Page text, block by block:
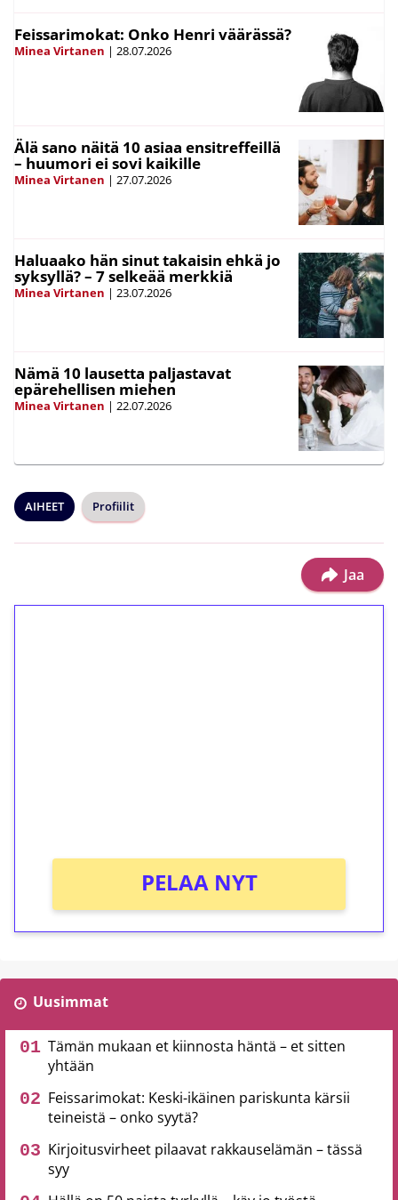
Feissarimokat: Onko Henri väärässä?
Minea Virtanen | 28.07.2026
Älä sano näitä 10 asiaa ensitreffeillä
– huumori ei sovi kaikille
Minea Virtanen | 27.07.2026
Haluaako hän sinut takaisin ehkä jo
syksyllä? – 7 selkeää merkkiä
Minea Virtanen | 23.07.2026
Nämä 10 lausetta paljastavat
epärehellisen miehen
Minea Virtanen | 22.07.2026
AIHEET Profiilit
Jaa
PELAA NYT
Uusimmat
Tämän mukaan et kiinnosta häntä – et sitten
yhtään
Feissarimokat: Keski-ikäinen pariskunta kärsii
teineistä – onko syytä?
Kirjoitusvirheet pilaavat rakkauselämän – tässä
syy